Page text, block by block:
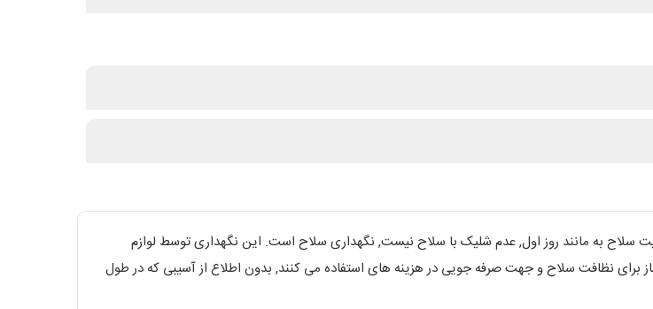
به مانند روز اول, عدم شلیک با سلاح نیست, نگهداری سلاح است. این نگهداری توسط لوازم
ساز برای نظافت سلاح و جهت صرفه جویی در هزینه های استفاده می کنند, بدون اطلاع از آسیبی که در طول